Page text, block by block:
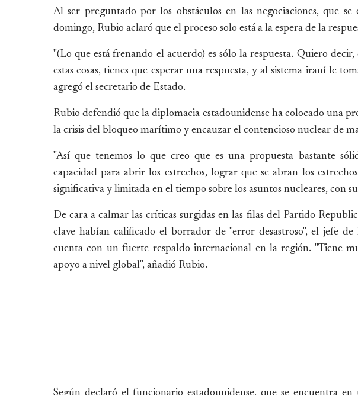
Al ser preguntado por los obstáculos en las negociaciones, que
domingo, Rubio aclaró que el proceso solo está a la espera de la
"(Lo que está frenando el acuerdo) es sólo la respuesta. Quiero
estas cosas, tienes que esperar una respuesta, y al sistema iraní le
agregó el secretario de Estado.
Rubio defendió que la diplomacia estadounidense ha colocado una
la crisis del bloqueo marítimo y encauzar el contencioso nuclear de
"Así que tenemos lo que creo que es una propuesta bastante
capacidad para abrir los estrechos, lograr que se abran los
significativa y limitada en el tiempo sobre los asuntos nucleares, con
De cara a calmar las críticas surgidas en las filas del Partido
clave habían calificado el borrador de "error desastroso", el jefe
cuenta con un fuerte respaldo internacional en la región. "Tiene
apoyo a nivel global", añadió Rubio.